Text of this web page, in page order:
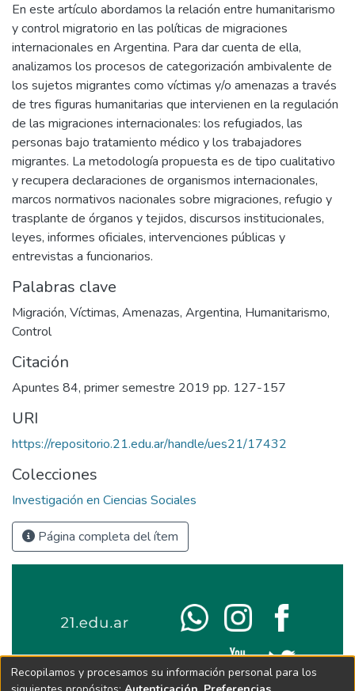
En este artículo abordamos la relación entre humanitarismo
y control migratorio en las políticas de migraciones
internacionales en Argentina. Para dar cuenta de ella,
analizamos los procesos de categorización ambivalente de
los sujetos migrantes como víctimas y/o amenazas a través
de tres figuras humanitarias que intervienen en la regulación
de las migraciones internacionales: los refugiados, las
personas bajo tratamiento médico y los trabajadores
migrantes. La metodología propuesta es de tipo cualitativo
y recupera declaraciones de organismos internacionales,
marcos normativos nacionales sobre migraciones, refugio y
trasplante de órganos y tejidos, discursos institucionales,
leyes, informes oficiales, intervenciones públicas y
entrevistas a funcionarios.
Palabras clave
Migración, Víctimas, Amenazas, Argentina, Humanitarismo,
Control
Citación
Apuntes 84, primer semestre 2019 pp. 127-157
URI
https://repositorio.21.edu.ar/handle/ues21/17432
Colecciones
Investigación en Ciencias Sociales
Página completa del ítem
Recopilamos y procesamos su información personal para los